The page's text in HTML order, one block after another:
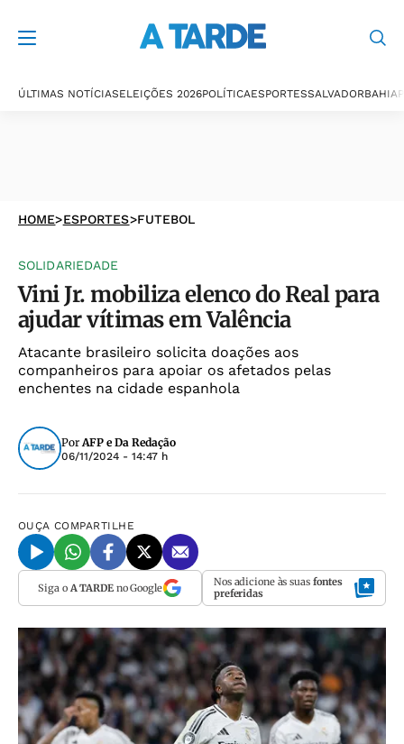
ÚLTIMAS NOTÍCIASELEIÇÕES 2026POLÍTICAESPORTESSALVADORBAHIA
HOME>ESPORTES>FUTEBOL
SOLIDARIEDADE
Vini Jr. mobiliza elenco do Real para
ajudar vítimas em Valência
Atacante brasileiro solicita doações aos
companheiros para apoiar os afetados pelas
enchentes na cidade espanhola
PorAFP e Da Redação
06/11/2024 - 14:47 h
OUÇA COMPARTILHE
Siga o A TARDEno Google Nos adicione às suas fontes
preferidas